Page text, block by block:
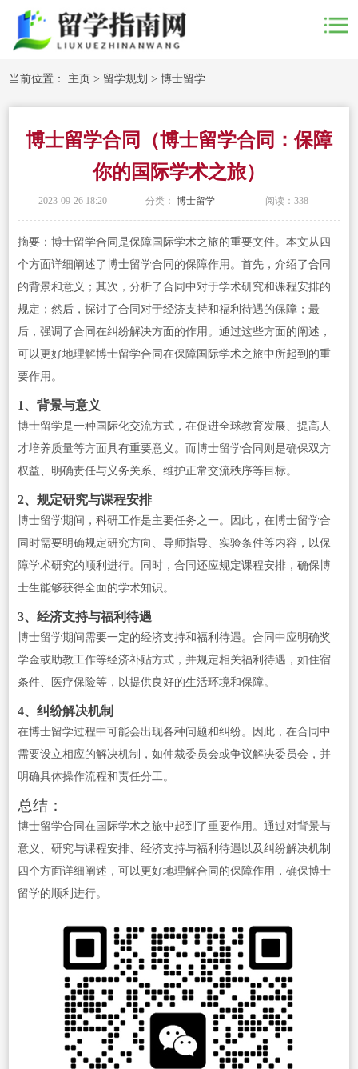
当前位置： 主页 > 留学规划 >博士留学
博士留学合同（博士留学合同：保障
你的国际学术之旅）
2023-09-26 18:20 分类：博士留学 阅读：338
摘要：博士留学合同是保障国际学术之旅的重要文件。本文从四
个方面详细阐述了博士留学合同的保障作用。首先，介绍了合同
的背景和意义；其次，分析了合同中对于学术研究和课程安排的
规定；然后，探讨了合同对于经济支持和福利待遇的保障；最
后，强调了合同在纠纷解决方面的作用。通过这些方面的阐述，
可以更好地理解博士留学合同在保障国际学术之旅中所起到的重
要作用。
1、背景与意义
博士留学是一种国际化交流方式，在促进全球教育发展、提高人
才培养质量等方面具有重要意义。而博士留学合同则是确保双方
权益、明确责任与义务关系、维护正常交流秩序等目标。
2、规定研究与课程安排
博士留学期间，科研工作是主要任务之一。因此，在博士留学合
同时需要明确规定研究方向、导师指导、实验条件等内容，以保
障学术研究的顺利进行。同时，合同还应规定课程安排，确保博
士生能够获得全面的学术知识。
3、经济支持与福利待遇
博士留学期间需要一定的经济支持和福利待遇。合同中应明确奖
学金或助教工作等经济补贴方式，并规定相关福利待遇，如住宿
条件、医疗保险等，以提供良好的生活环境和保障。
4、纠纷解决机制
在博士留学过程中可能会出现各种问题和纠纷。因此，在合同中
需要设立相应的解决机制，如仲裁委员会或争议解决委员会，并
明确具体操作流程和责任分工。
总结：
博士留学合同在国际学术之旅中起到了重要作用。通过对背景与
意义、研究与课程安排、经济支持与福利待遇以及纠纷解决机制
四个方面详细阐述，可以更好地理解合同的保障作用，确保博士
留学的顺利进行。